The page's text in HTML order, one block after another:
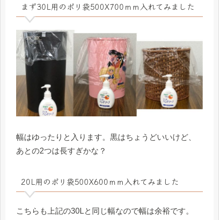
まず30L用のポリ袋500X700ｍｍ入れてみました
幅はゆったりと入ります。黒はちょうどいいけど、
あとの2つは長すぎかな？
20L用のポリ袋500X600ｍｍ入れてみました
こちらも上記の30Lと同じ幅なので幅は余裕です。